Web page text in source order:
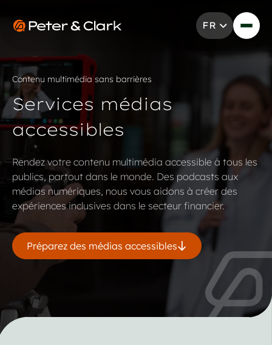
FR
Contenu multimédia sans barrières
Services médias
accessibles
Rendez votre contenu multimédia accessible à tous les
publics, partout dans le monde. Des podcasts aux
médias numériques, nous vous aidons à créer des
expériences inclusives dans le secteur financier.
Préparez des médias accessibles